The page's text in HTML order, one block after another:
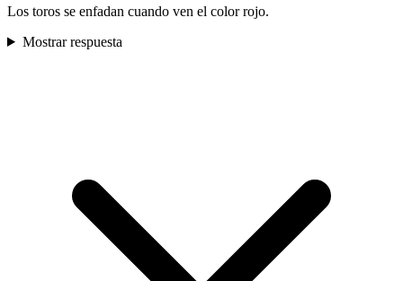
Los toros se enfadan cuando ven el color rojo.
Mostrar respuesta